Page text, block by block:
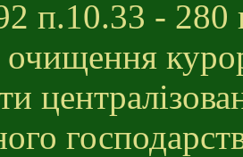
п.10.33 - 280